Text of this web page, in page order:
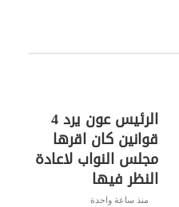
الرئيس عون يرد 4
قوانين كان اقرها
مجلس النواب لاعادة
النظر فيها
منذ ساعة واحدة